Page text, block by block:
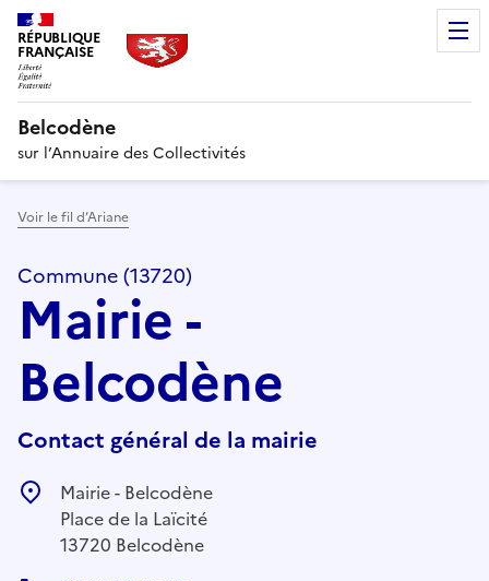
RÉPUBLIQUE
FRANÇAISE
Belcodène
sur l’Annuaire des Collectivités
Voir le fil d’Ariane
Commune (13720)
Mairie -
Belcodène
Contact général de la mairie
Mairie - Belcodène
Place de la Laïcité
13720 Belcodène